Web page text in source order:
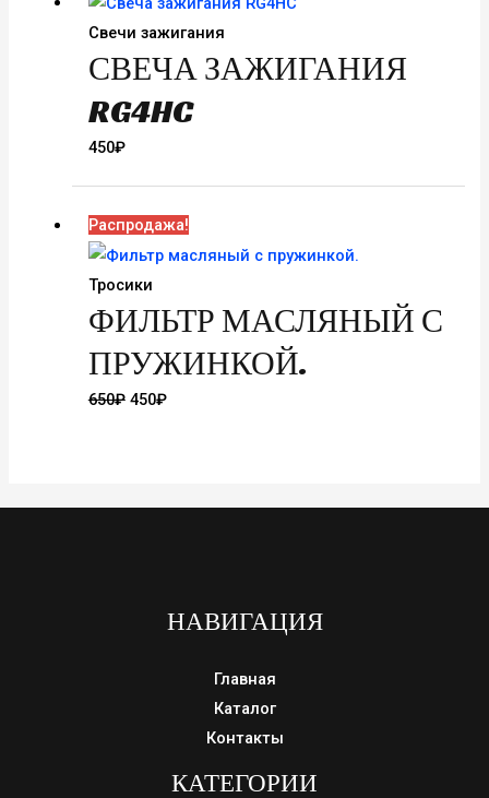
990₽.
Свечи зажигания
СВЕЧА ЗАЖИГАНИЯ
RG4HC
450₽
Распродажа!
Тросики
ФИЛЬТР МАСЛЯНЫЙ С
ПРУЖИНКОЙ.
650₽ Первоначальная
450₽Текущая
НАВИГАЦИЯ
Главная
Каталог
Контакты
КАТЕГОРИИ